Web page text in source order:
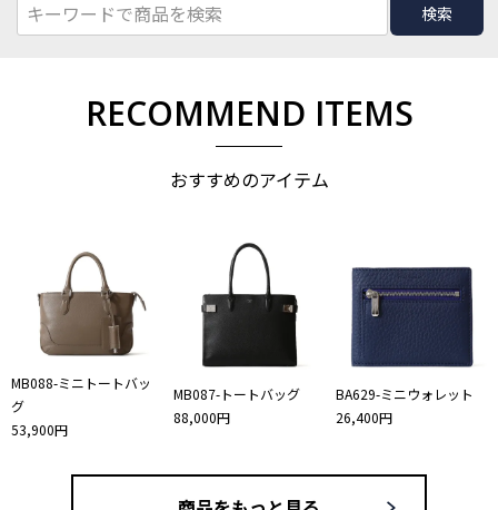
検索
RECOMMEND ITEMS
おすすめのアイテム
MB088-ミニトートバッ
グ
53,900円
MB087-トートバッグ
88,000円
BA629-ミニウォレット
26,400円